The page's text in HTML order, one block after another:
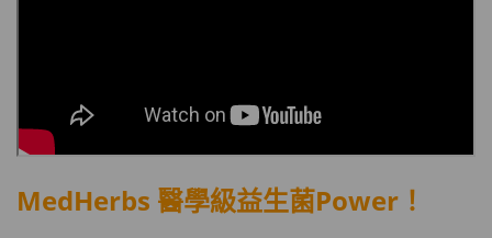
MedHerbs 醫學級益生菌Power！